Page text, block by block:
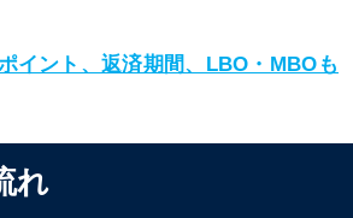
イント、返済期間、LBO・MBOも
れ